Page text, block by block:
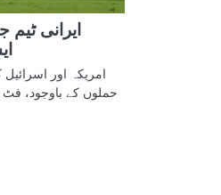
ایرانی ٹیم
امریکہ اور
حملوں کے باوجود، فٹ